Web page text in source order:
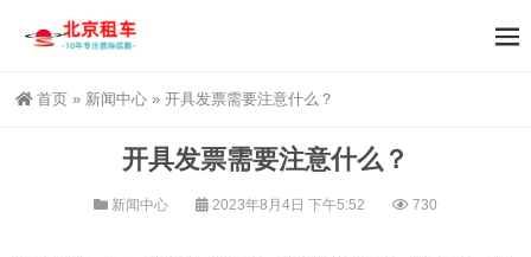
首页 » 新闻中心 » 开具发票需要注意什么？
开具发票需要注意什么？
新闻中心 2023年8月4日 下午5:52 730